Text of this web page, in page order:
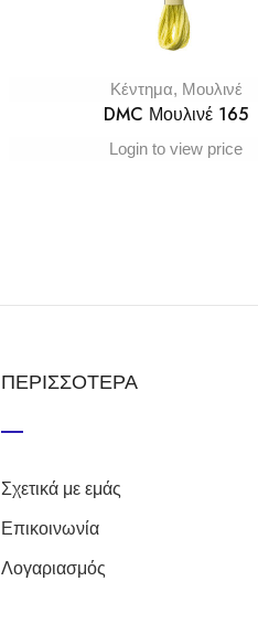
Κέντημα, Μουλινέ
DMC Μουλινέ 165
Login to view price
ΠΕΡΙΣΣΟΤΕΡΑ
Σχετικά με εμάς
Επικοινωνία
Λογαριασμός